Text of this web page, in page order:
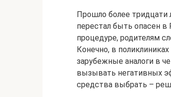
Прошло более тридцати
перестал быть опасен
процедуре, родителям
Конечно, в
зарубежные аналоги в
вызывать негативных
средства выбрать –